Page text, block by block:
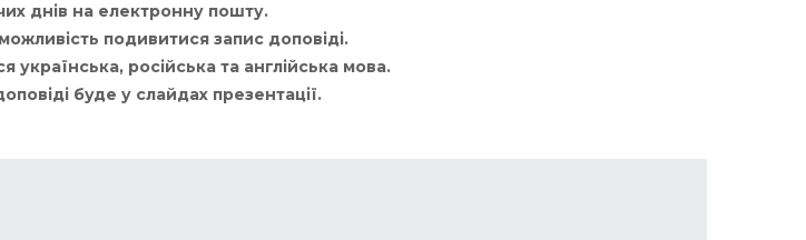
днів на електронну пошту.
подивитися запис доповіді.
українська, російська та англійська мова.
буде у слайдах презентації.